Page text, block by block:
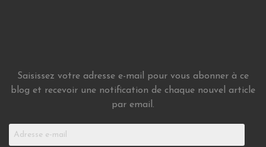
Saisissez votre adresse e-mail pour vous abonner à ce
blog et recevoir une notification de chaque nouvel article
par email.
Adresse